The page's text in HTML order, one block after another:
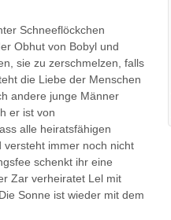
Schneeflöckchen
Obhut von Bobyl und
sie zu zerschmelzen, falls
die Liebe der Menschen
andere junge Männer
er ist von
alle heiratsfähigen
versteht immer noch nicht
schenkt ihr eine
Zar verheiratet Lel mit
Sonne ist wieder mit dem